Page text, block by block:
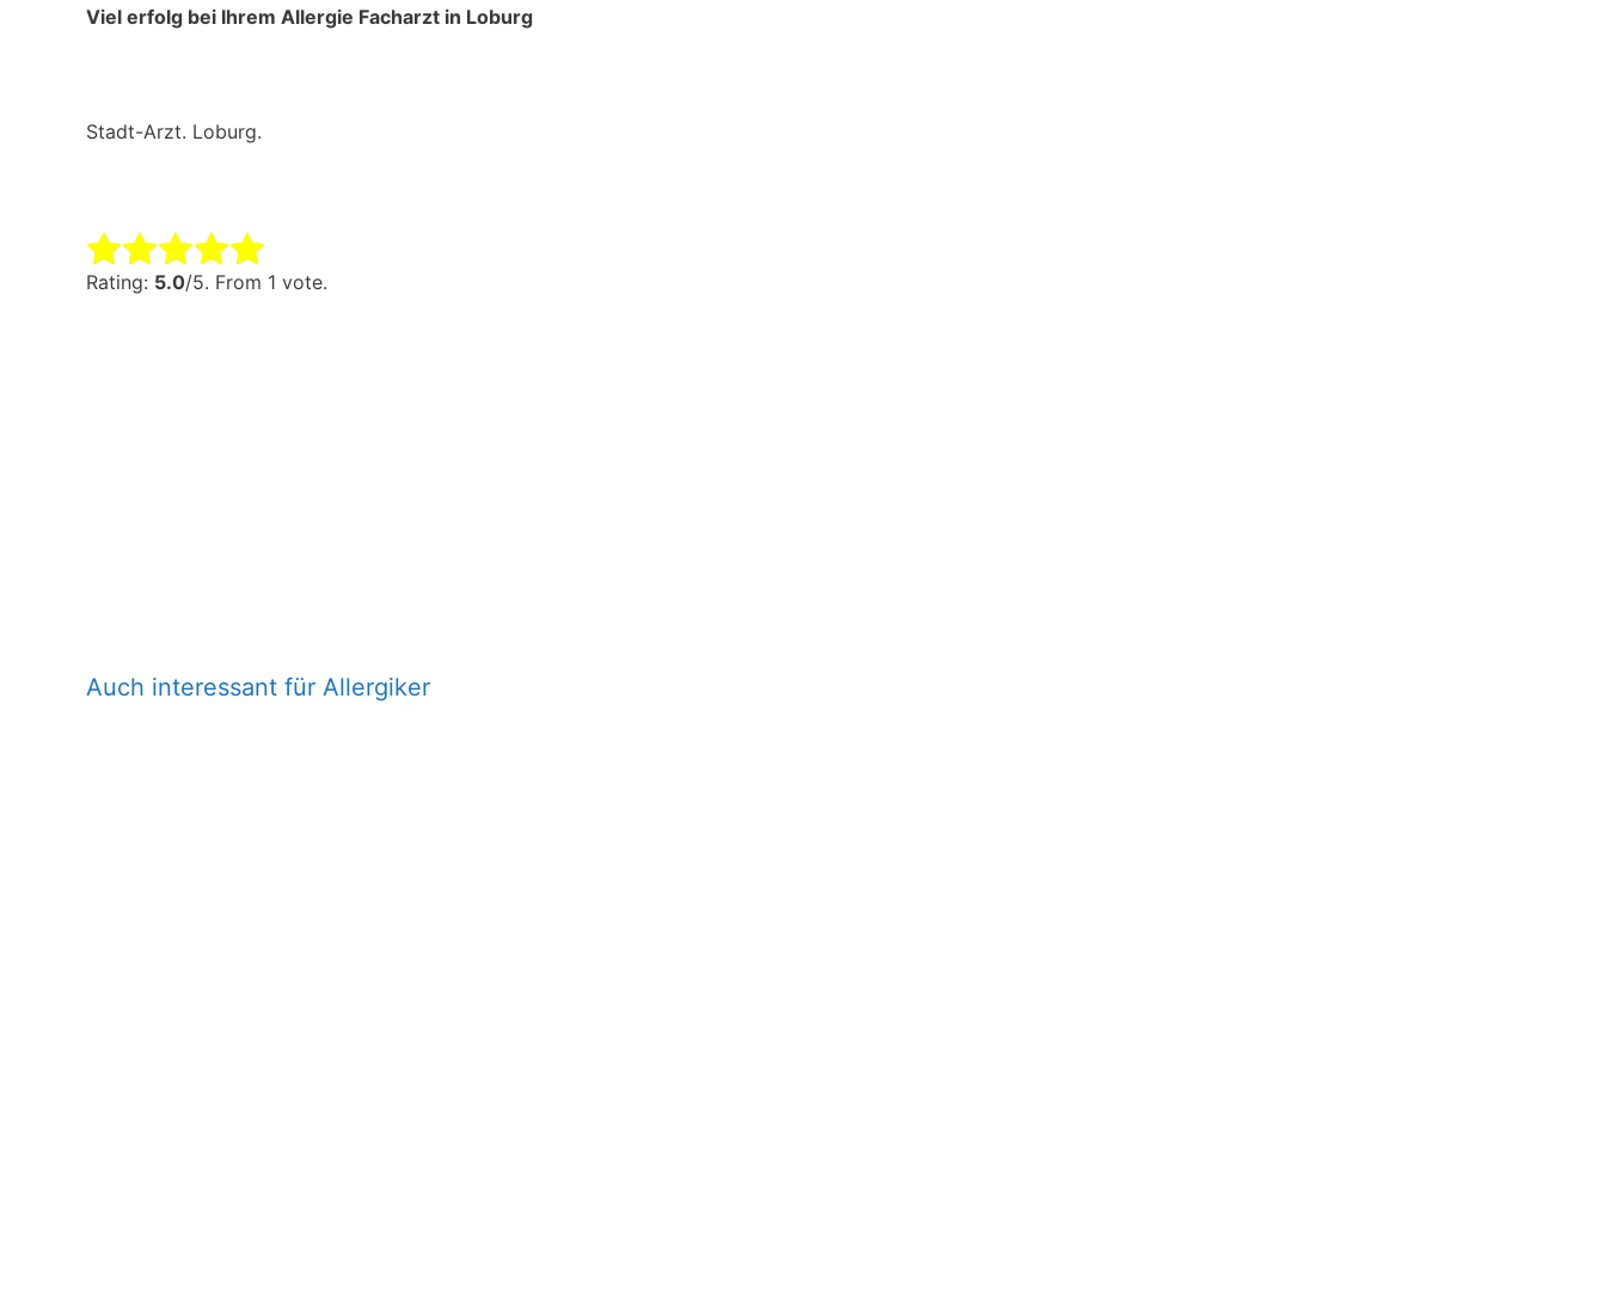
Viel erfolg bei Ihrem Allergie Facharzt in Loburg
Stadt-Arzt. Loburg.
Rate this item:
Rating: 5.0/5. From 1 vote.
Auch interessant für Allergiker